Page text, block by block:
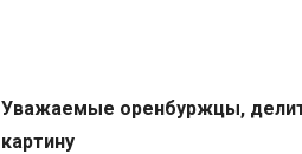
Уважаемые оренбуржцы,
картину